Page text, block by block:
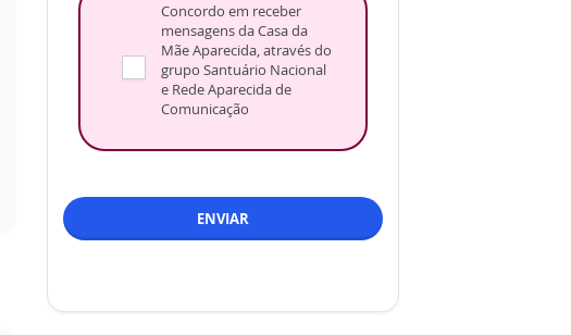
Concordo em receber
mensagens da Casa da
Mãe Aparecida, através do
grupo Santuário Nacional
e Rede Aparecida de
Comunicação
ENVIAR